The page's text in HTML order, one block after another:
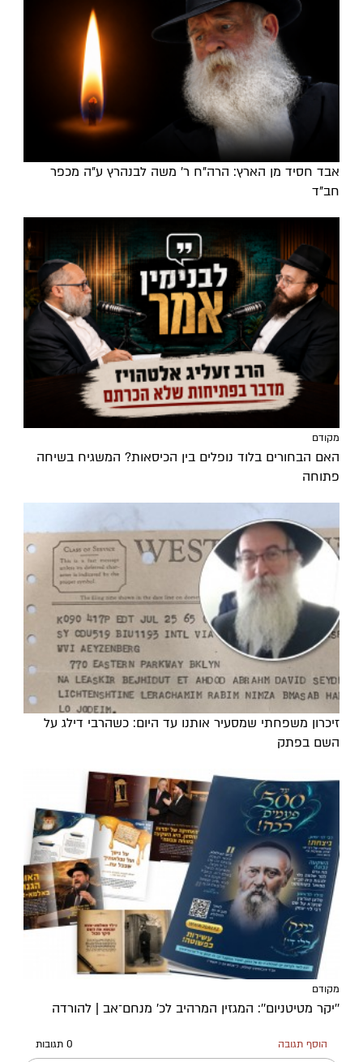
אבד חסיד מן הארץ: הרה"ח ר' משה לבנהרץ ע"ה מכפר
חב"ד
מקודם
האם הבחורים בלוד נופלים בין הכיסאות? המשגיח בשיחה
פתוחה
זיכרון משפחתי שמסעיר אותנו עד היום: כשהרבי דילג על
השם בפתק
מקודם
''יקר מטיטניום'': המגזין המרהיב לכ’ מנחם־אב | להורדה
הוסף תגובה 0 תגובות